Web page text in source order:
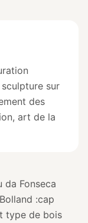
da Fonseca
:cap
type de bois
sur
des
art de la